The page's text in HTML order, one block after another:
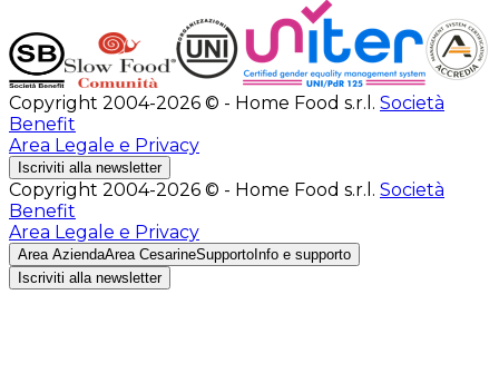
Copyright 2004-2026 © - Home Food s.r.l. Società
Benefit
Area Legale e Privacy
Iscriviti alla newsletter
Copyright 2004-2026 © - Home Food s.r.l. Società
Benefit
Area Legale e Privacy
Area AziendaArea CesarineSupporto Info e supporto
Iscriviti alla newsletter